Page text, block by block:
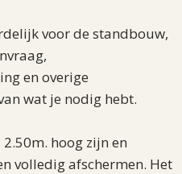
voor de standbouw,
en overige
wat je nodig hebt.
hoog zijn en
volledig afschermen. Het